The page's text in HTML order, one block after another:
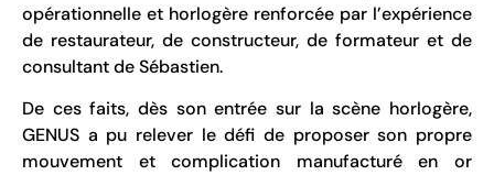
opérationnelle et horlogère renforcée par l’expérience
de restaurateur, de constructeur, de formateur et de
consultant de Sébastien.
De ces faits, dès son entrée sur la scène horlogère,
GENUS a pu relever le défi de proposer son propre
mouvement et complication manufacturé en or